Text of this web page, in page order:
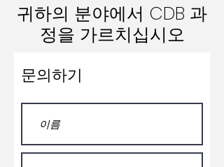
귀하의 분야에서 CDB 과
정을 가르치십시오
문의하기